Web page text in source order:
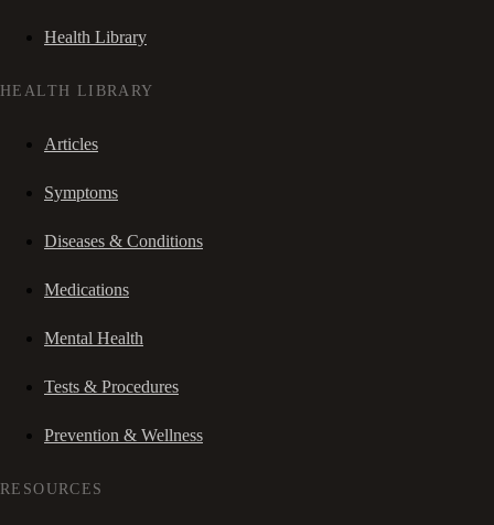
Health Library
HEALTH LIBRARY
Articles
Symptoms
Diseases & Conditions
Medications
Mental Health
Tests & Procedures
Prevention & Wellness
RESOURCES